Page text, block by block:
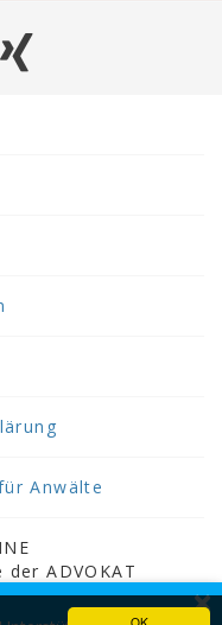
Anwälte
ADVOKAT
& Greiter GmbH.
×